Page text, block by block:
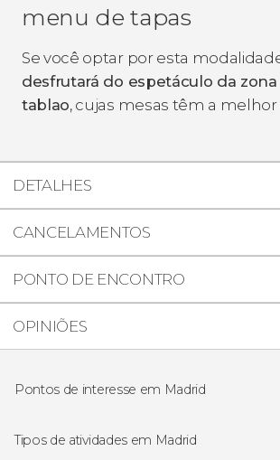
menu de tapas
Se você optar por esta
desfrutará do espetáculo da
tablao, cujas mesas têm a melhor
DETALHES
CANCELAMENTOS
PONTO DE ENCONTRO
OPINIÕES
Pontos de interesse em Madrid
Puerta del Sol de Madrid
Tipos de atividades em Madrid